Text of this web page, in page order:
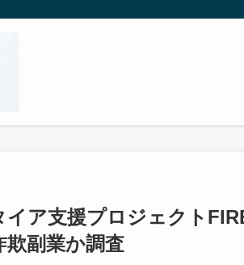
イア支援プロジェクト
欺副業か調査